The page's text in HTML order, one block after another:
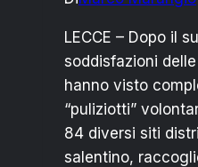
LECCE – Dopo il
soddisfazioni
hanno visto
“puliziotti”
84 diversi siti
salentino,